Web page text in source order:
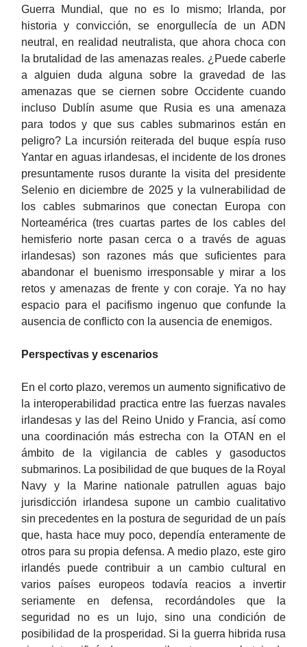
Guerra Mundial, que no es lo mismo; Irlanda, por
historia y convicción, se enorgullecía de un ADN
neutral, en realidad neutralista, que ahora choca con
la brutalidad de las amenazas reales. ¿Puede caberle
a alguien duda alguna sobre la gravedad de las
amenazas que se ciernen sobre Occidente cuando
incluso Dublín asume que Rusia es una amenaza
para todos y que sus cables submarinos están en
peligro? La incursión reiterada del buque espía ruso
Yantar en aguas irlandesas, el incidente de los drones
presuntamente rusos durante la visita del presidente
Selenio en diciembre de 2025 y la vulnerabilidad de
los cables submarinos que conectan Europa con
Norteamérica (tres cuartas partes de los cables del
hemisferio norte pasan cerca o a través de aguas
irlandesas) son razones más que suficientes para
abandonar el buenismo irresponsable y mirar a los
retos y amenazas de frente y con coraje. Ya no hay
espacio para el pacifismo ingenuo que confunde la
ausencia de conflicto con la ausencia de enemigos.
Perspectivas y escenarios
En el corto plazo, veremos un aumento significativo de
la interoperabilidad practica entre las fuerzas navales
irlandesas y las del Reino Unido y Francia, así como
una coordinación más estrecha con la OTAN en el
ámbito de la vigilancia de cables y gasoductos
submarinos. La posibilidad de que buques de la Royal
Navy y la Marine nationale patrullen aguas bajo
jurisdicción irlandesa supone un cambio cualitativo
sin precedentes en la postura de seguridad de un país
que, hasta hace muy poco, dependía enteramente de
otros para su propia defensa. A medio plazo, este giro
irlandés puede contribuir a un cambio cultural en
varios países europeos todavía reacios a invertir
seriamente en defensa, recordándoles que la
seguridad no es un lujo, sino una condición de
posibilidad de la prosperidad. Si la guerra hibrida rusa